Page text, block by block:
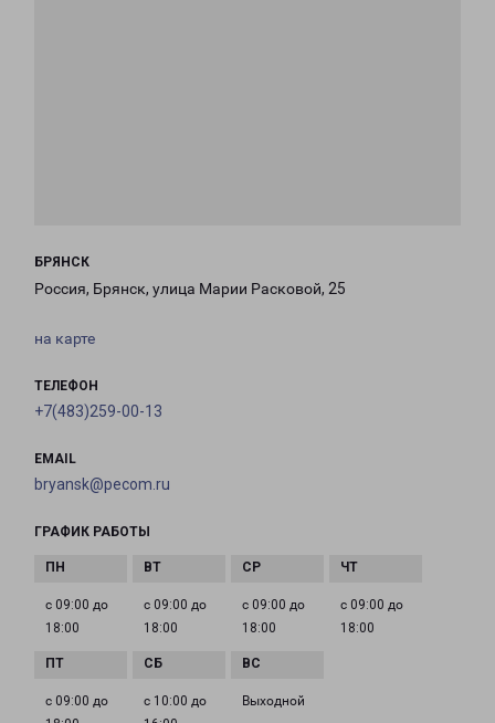
БРЯНСК
Россия, Брянск, улица Марии Расковой, 25
на карте
ТЕЛЕФОН
+7(483)259-00-13
EMAIL
bryansk@pecom.ru
ГРАФИК РАБОТЫ
с 09:00 до
18:00
с 09:00 до
18:00
с 09:00 до
18:00
с 09:00 до
18:00
с 09:00 до
с 10:00 до
Выходной